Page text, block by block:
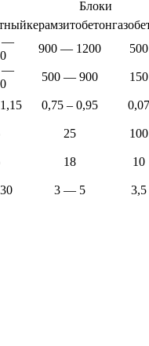
Блоки
керамзитобетон
—
900 — 1200
500
—
500 — 900
150
0,75 – 0,95
0,07
25
100
18
10
3 — 5 3,5